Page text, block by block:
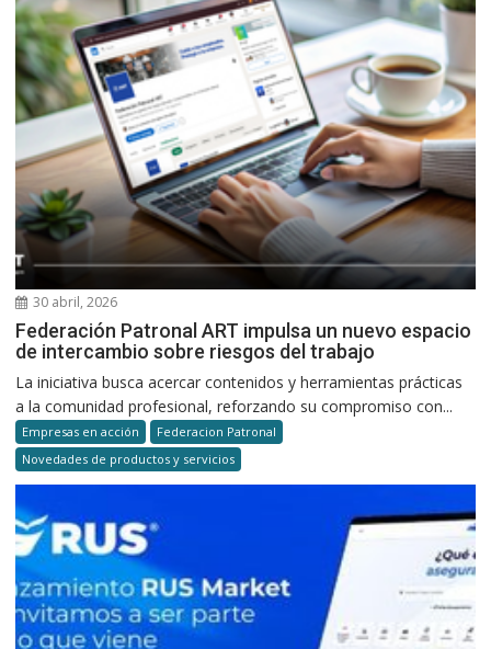
30 abril, 2026
Federación Patronal ART impulsa un nuevo espacio
de intercambio sobre riesgos del trabajo
La iniciativa busca acercar contenidos y herramientas prácticas
a la comunidad profesional, reforzando su compromiso con...
Empresas en acción
Federacion Patronal
Novedades de productos y servicios